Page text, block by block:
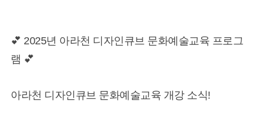
💕 2025년 아라천 디자인큐브 문화예술교육 프로그
램 💕
아라천 디자인큐브 문화예술교육 개강 소식!